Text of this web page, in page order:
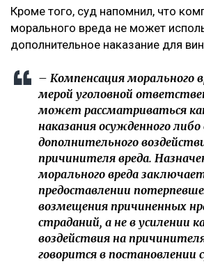
Кроме того, суд напомнил, что
морального вреда не может
дополнительное наказание для
– Компенсация морального
мерой уголовной
может рассматриваться
наказания осужденного либо
дополнительного
причинителя вреда.
морального вреда
предоставлении
возмещения причиненных
страданий, а не в усилении
воздействия на
говорится в постановлении